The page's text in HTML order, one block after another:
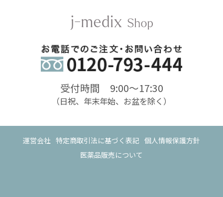
受付時間 9:00〜17:30
（日祝、年末年始、お盆を除く）
運営会社 特定商取引法に基づく表記 個人情報保護方針
医薬品販売について